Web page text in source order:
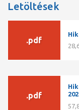
Letöltések
.pdf
.pdf